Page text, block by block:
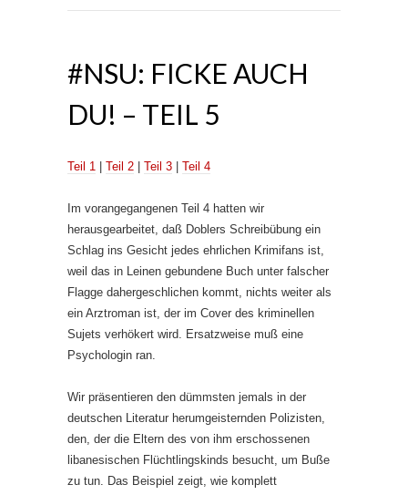
#NSU: FICKE AUCH
DU! – TEIL 5
Teil 1 Teil 2 Teil 3 Teil 4
Im vorangegangenen Teil 4 hatten wir
herausgearbeitet, daß Doblers Schreibübung ein
Schlag ins Gesicht jedes ehrlichen Krimifans ist,
weil das in Leinen gebundene Buch unter falscher
Flagge dahergeschlichen kommt, nichts weiter als
ein Arztroman ist, der im Cover des kriminellen
Sujets verhökert wird. Ersatzweise muß eine
Psychologin ran.
Wir präsentieren den dümmsten jemals in der
deutschen Literatur herumgeisternden Polizisten,
den, der die Eltern des von ihm erschossenen
libanesischen Flüchtlingskinds besucht, um Buße
zu tun. Das Beispiel zeigt, wie komplett